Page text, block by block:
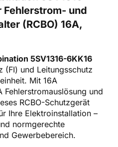
Fehlerstrom- und
(RCBO) 16A,
5SV1316-6KK16
(FI) und Leitungsschutz
Mit 16A
Fehlerstromauslösung und
RCBO-Schutzgerät
Ihre Elektroinstallation –
normgerechte
Gewerbebereich.